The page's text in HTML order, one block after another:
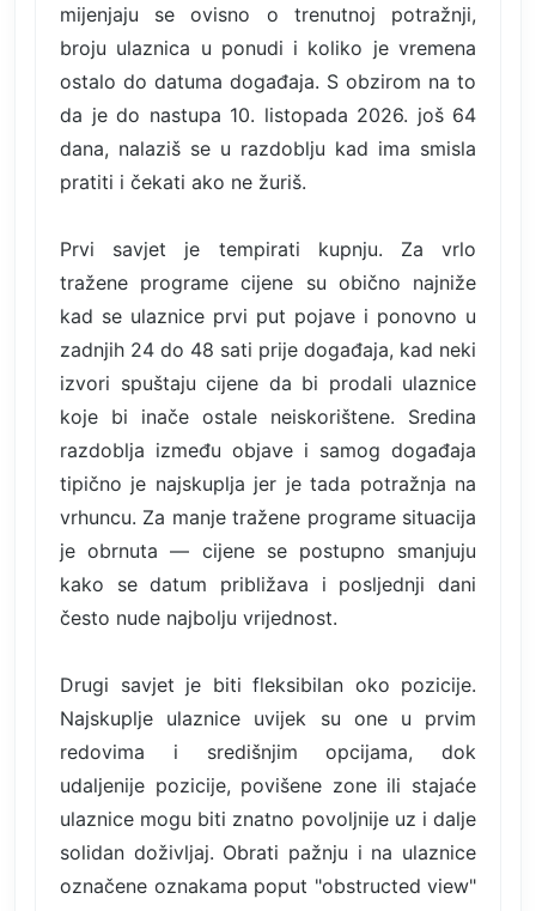
mijenjaju se ovisno o trenutnoj potražnji,
broju ulaznica u ponudi i koliko je vremena
ostalo do datuma događaja. S obzirom na to
da je do nastupa 10. listopada 2026. još 64
dana, nalaziš se u razdoblju kad ima smisla
pratiti i čekati ako ne žuriš.
Prvi savjet je tempirati kupnju. Za vrlo
tražene programe cijene su obično najniže
kad se ulaznice prvi put pojave i ponovno u
zadnjih 24 do 48 sati prije događaja, kad neki
izvori spuštaju cijene da bi prodali ulaznice
koje bi inače ostale neiskorištene. Sredina
razdoblja između objave i samog događaja
tipično je najskuplja jer je tada potražnja na
vrhuncu. Za manje tražene programe situacija
je obrnuta — cijene se postupno smanjuju
kako se datum približava i posljednji dani
često nude najbolju vrijednost.
Drugi savjet je biti fleksibilan oko pozicije.
Najskuplje ulaznice uvijek su one u prvim
redovima i središnjim opcijama, dok
udaljenije pozicije, povišene zone ili stajaće
ulaznice mogu biti znatno povoljnije uz i dalje
solidan doživljaj. Obrati pažnju i na ulaznice
označene oznakama poput "obstructed view"